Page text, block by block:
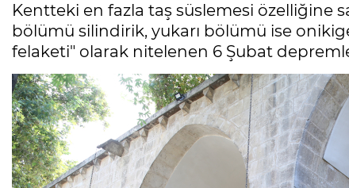
Kentteki en fazla taş süslemesi özelliğine
bölümü silindirik, yukarı bölümü ise
felaketi" olarak nitelenen 6 Şubat